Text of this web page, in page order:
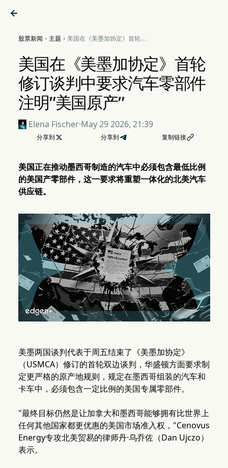

股票新闻  主题  美国在《美墨加协定》首轮修
明"美国原产"
美国在《美墨加协定》首轮
修订谈判中要求汽车零部件
注明"美国原产"
Elena Fischer·May 29 2026, 21:39
分享到  分享到 复制链接
美国正在推动墨西哥制造的汽车中必须包含最低比例
的美国产零部件，这一要求将重塑一体化的北美汽车
供应链。
美墨两国谈判代表于周五结束了《美墨加协定》
（USMCA）修订的首轮双边谈判，华盛顿方面要求制
定更严格的原产地规则，规定在墨西哥组装的汽车和
卡车中，必须包含一定比例的美国专属零部件。
"最终目标仍然是让加拿大和墨西哥能够拥有比世界上
任何其他国家都更优惠的美国市场准入权，"Cenovus
Energy专攻北美贸易的律师丹·乌乔佐（Dan Ujczo）
表示。